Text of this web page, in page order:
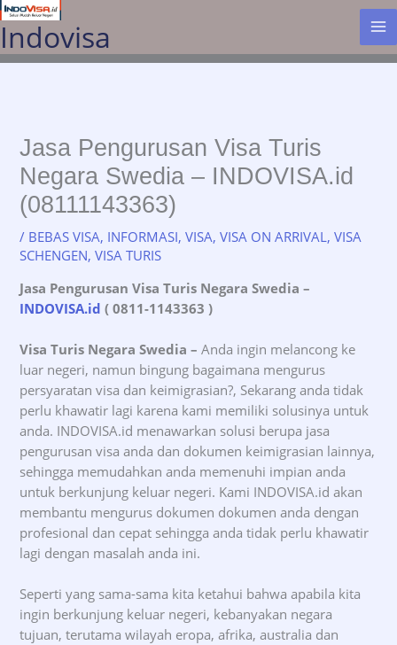
Lewati
ke
konten
Indovisa
Jasa Pengurusan Visa Turis
Negara Swedia – INDOVISA.id
(08111143363)
/ BEBAS VISA, INFORMASI,VISA,VISA ON ARRIVAL,VISA
SCHENGEN,VISA TURIS
Jasa Pengurusan Visa Turis Negara Swedia–
INDOVISA.id ( 0811-1143363 )
Visa Turis Negara Swedia –Anda ingin melancong ke
luar negeri, namun bingung bagaimana mengurus
persyaratan visa dan keimigrasian?, Sekarang anda tidak
perlu khawatir lagi karena kami memiliki solusinya untuk
anda. INDOVISA.id menawarkan solusi berupa jasa
pengurusan visa anda dan dokumen keimigrasian lainnya,
sehingga memudahkan anda memenuhi impian anda
untuk berkunjung keluar negeri. Kami INDOVISA.id akan
membantu mengurus dokumen dokumen anda dengan
profesional dan cepat sehingga anda tidak perlu khawatir
lagi dengan masalah anda ini.
Seperti yang sama-sama kita ketahui bahwa apabila kita
ingin berkunjung keluar negeri, kebanyakan negara
tujuan, terutama wilayah eropa, afrika, australia dan